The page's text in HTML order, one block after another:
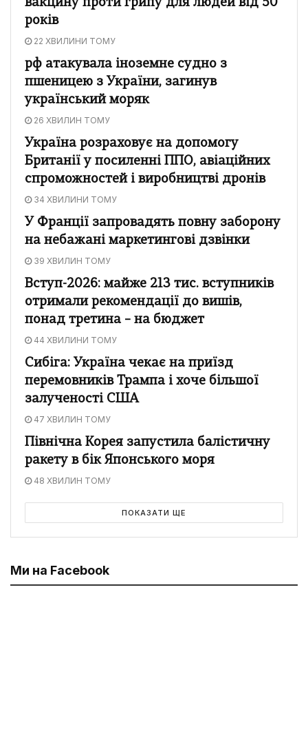
вакцину проти грипу для людей від 50
років
22 ХВИЛИНИ ТОМУ
рф атакувала іноземне судно з
пшеницею з України, загинув
український моряк
26 ХВИЛИН ТОМУ
Україна розраховує на допомогу
Британії у посиленні ППО, авіаційних
спроможностей і виробництві дронів
34 ХВИЛИНИ ТОМУ
У Франції запровадять повну заборону
на небажані маркетингові дзвінки
39 ХВИЛИН ТОМУ
Вступ-2026: майже 213 тис. вступників
отримали рекомендації до вишів,
понад третина – на бюджет
44 ХВИЛИНИ ТОМУ
Сибіга: Україна чекає на приїзд
перемовників Трампа і хоче більшої
залученості США
47 ХВИЛИН ТОМУ
Північна Корея запустила балістичну
ракету в бік Японського моря
48 ХВИЛИН ТОМУ
ПОКАЗАТИ ЩЕ
Ми на Facebook